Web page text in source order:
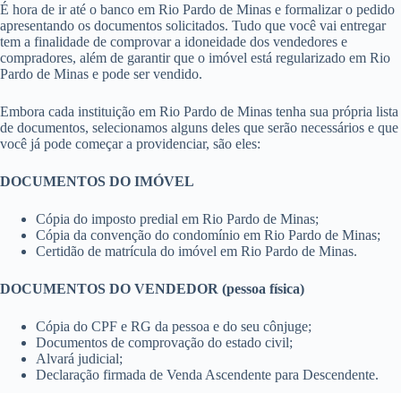
É hora de ir até o banco em Rio Pardo de Minas e formalizar o pedido
apresentando os documentos solicitados. Tudo que você vai entregar
tem a finalidade de comprovar a idoneidade dos vendedores e
compradores, além de garantir que o imóvel está regularizado em Rio
Pardo de Minas e pode ser vendido.
Embora cada instituição em Rio Pardo de Minas tenha sua própria lista
de documentos, selecionamos alguns deles que serão necessários e que
você já pode começar a providenciar, são eles:
DOCUMENTOS DO IMÓVEL
Cópia do imposto predial em Rio Pardo de Minas;
Cópia da convenção do condomínio em Rio Pardo de Minas;
Certidão de matrícula do imóvel em Rio Pardo de Minas.
DOCUMENTOS DO VENDEDOR (pessoa física)
Cópia do CPF e RG da pessoa e do seu cônjuge;
Documentos de comprovação do estado civil;
Alvará judicial;
Declaração firmada de Venda Ascendente para Descendente.